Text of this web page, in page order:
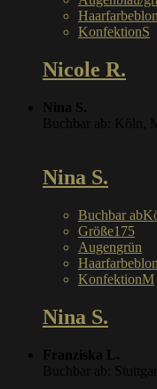
Haarfarbe
KonfektionS
Nicole R.
Nina S.
Buchbar ab: Köln,
Nina S.
Buchbar ab
Größe175
Augengrün
Haarfarbe
KonfektionM
Nina S.
Franziska L.
Buchbar ab: Stuttgart